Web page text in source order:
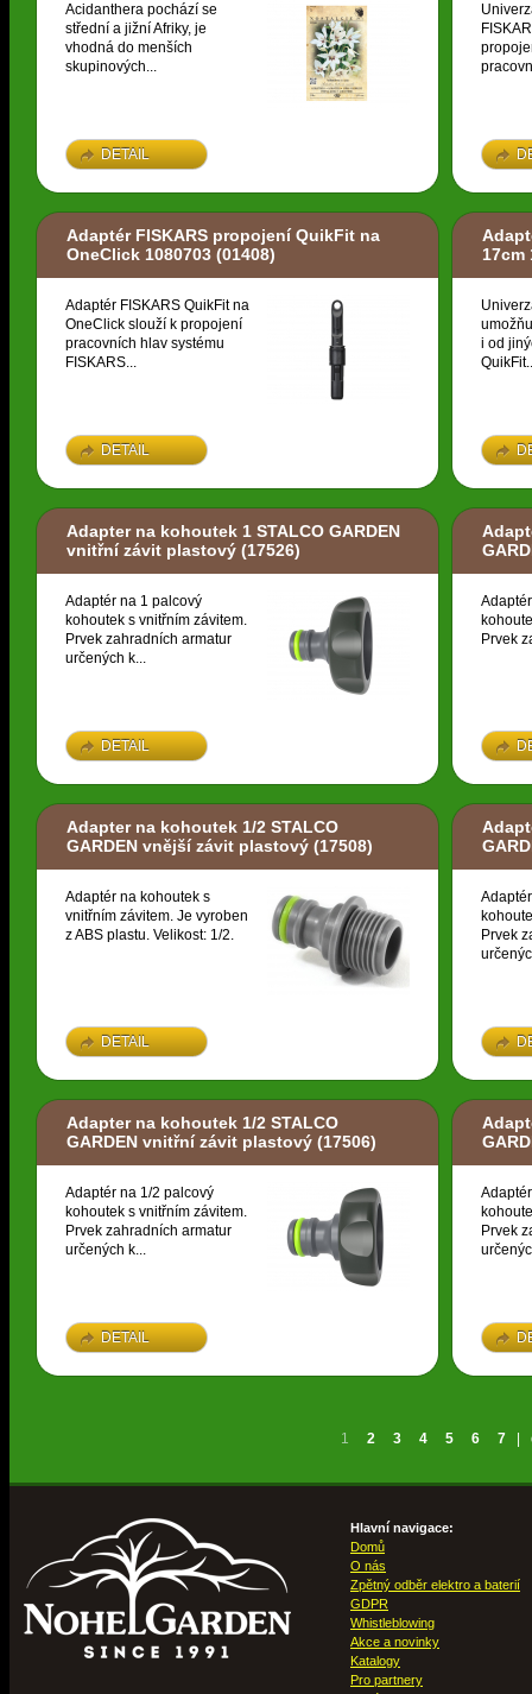
Acidanthera pochází se
střední a jižní Afriky, je
vhodná do menších
skupinových...
DETAIL
Adaptér FISKARS propojení QuikFit na
OneClick 1080703 (01408)
Adaptér FISKARS QuikFit na
OneClick slouží k propojení
pracovních hlav systému
FISKARS...
DETAIL
17cm
i od
Adapter na kohoutek 1 STALCO GARDEN
vnitřní závit plastový (17526)
Adaptér na 1 palcový
kohoutek s vnitřním závitem.
Prvek zahradních armatur
určených k...
DETAIL
Prvek
Adapter na kohoutek 1/2 STALCO
GARDEN vnější závit plastový (17508)
Adaptér na kohoutek s
vnitřním závitem. Je vyroben
z ABS plastu. Velikost: 1/2.
DETAIL
Prvek
Adapter na kohoutek 1/2 STALCO
GARDEN vnitřní závit plastový (17506)
Adaptér na 1/2 palcový
kohoutek s vnitřním závitem.
Prvek zahradních armatur
určených k...
DETAIL
Prvek
1 2 3 4 5 6 7
Hlavní navigace:
Domů
O nás
Zpětný odběr elektro a baterií
GDPR
Whistleblowing
Akce a novinky
Katalogy
Pro partnery